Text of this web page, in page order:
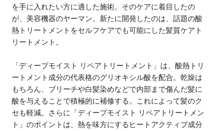
を手に入れたい方に適した施術。そのケアに着目したの
が、美容機器のヤーマン。新たに開発したのは、話題の酸
熱トリートメントをセルフケアでも可能にした髪質ケアト
リートメント。
「ディープモイスト リペアトリートメント」は、酸熱トリ
ートメント成分の代表格のグリオキシル酸を配合。乾燥は
もちろん、ブリーチや白髪染めなどで内部まで傷んだ髪に
酸を与えることで積極的に補修する。これによって髪のク
セも軽減。さらに「ディープモイスト リペアトリートメン
ト」のポイントは、熱を味方にするヒートアクティブ成分